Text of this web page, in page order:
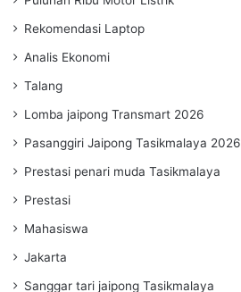
Rekomendasi Laptop
Analis Ekonomi
Talang
Lomba jaipong Transmart 2026
Pasanggiri Jaipong Tasikmalaya 2026
Prestasi penari muda Tasikmalaya
Prestasi
Mahasiswa
Jakarta
Sanggar tari jaipong Tasikmalaya